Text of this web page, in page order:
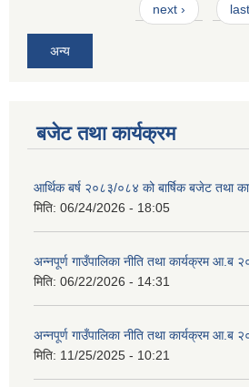
next ›
अन्य
बजेट तथा कार्यक्रम
आर्थिक बर्ष २०८३/०८४ को बार्षिक बजेट तथा
मिति: 06/24/2026 - 18:05
अन्नपूर्ण गाउँपालिका नीति तथा कार्यक्रम आ.ब
मिति: 06/22/2026 - 14:31
अन्नपूर्ण गाउँपालिका नीति तथा कार्यक्रम आ.ब
मिति: 11/25/2025 - 10:21